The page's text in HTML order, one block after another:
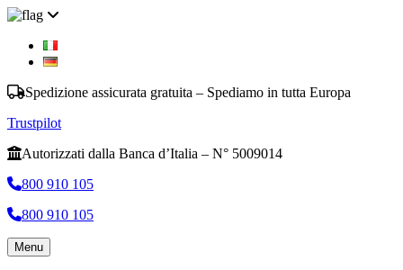
Spedizione assicurata gratuita – Spediamo in tutta Europa
Trustpilot
Autorizzati dalla Banca d’Italia – N° 5009014
800 910 105
800 910 105
Menu